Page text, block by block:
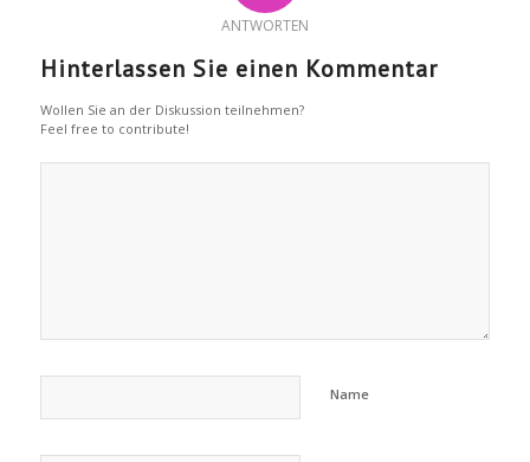
ANTWORTEN
Hinterlassen Sie einen Kommentar
Wollen Sie an der Diskussion teilnehmen?
Feel free to contribute!
Name